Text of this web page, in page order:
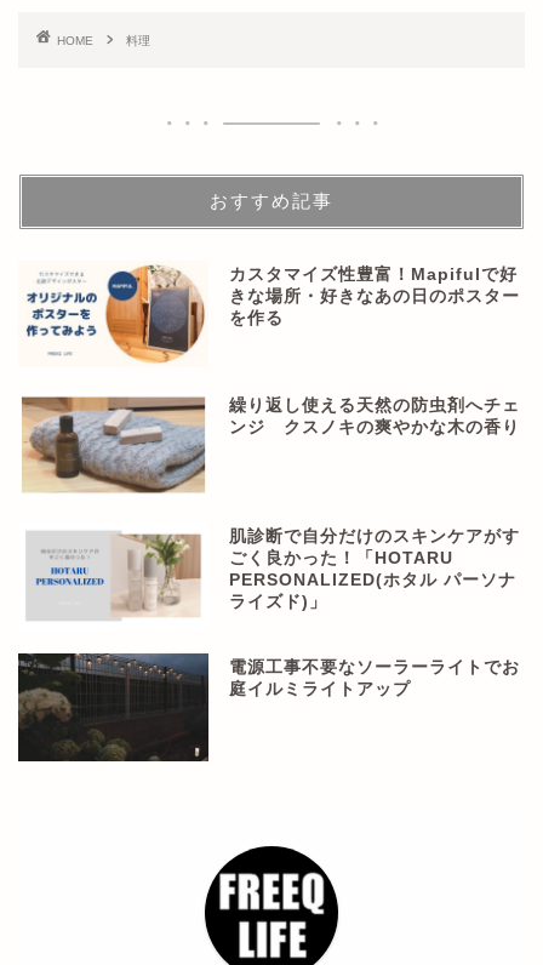
HOME 料理
おすすめ記事
カスタマイズ性豊富！Mapifulで好
きな場所・好きなあの日のポスター
を作る
繰り返し使える天然の防虫剤へチェ
ンジ クスノキの爽やかな木の香り
肌診断で自分だけのスキンケアがす
ごく良かった！「HOTARU
PERSONALIZED(ホタル パーソナ
ライズド)」
電源工事不要なソーラーライトでお
庭イルミライトアップ